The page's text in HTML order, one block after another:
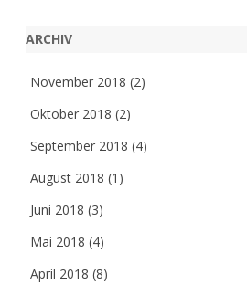
ARCHIV
November 2018 (2)
Oktober 2018 (2)
September 2018 (4)
August 2018 (1)
Juni 2018 (3)
Mai 2018 (4)
April 2018 (8)